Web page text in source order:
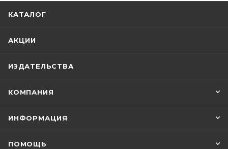
КАТАЛОГ
АКЦИИ
ИЗДАТЕЛЬСТВА
КОМПАНИЯ
ИНФОРМАЦИЯ
ПОМОЩЬ